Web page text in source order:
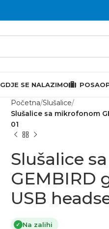
GDJE SE NALAZIMO POSAO
Početna Slušalice
Slušalice sa mikrofonom
01
Slušalice
GEMBIRD
USB
✓ Na zalihi